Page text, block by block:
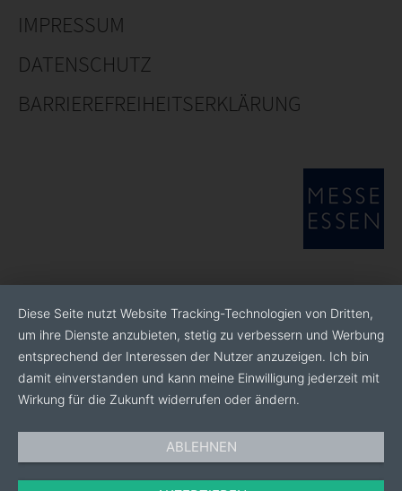
IMPRESSUM
DATENSCHUTZ
BARRIEREFREIHEITSERKLÄRUNG
Diese Seite nutzt Website Tracking-Technologien von Dritten,
um ihre Dienste anzubieten, stetig zu verbessern und Werbung
entsprechend der Interessen der Nutzer anzuzeigen. Ich bin
damit einverstanden und kann meine Einwilligung jederzeit mit
Wirkung für die Zukunft widerrufen oder ändern.
ABLEHNEN